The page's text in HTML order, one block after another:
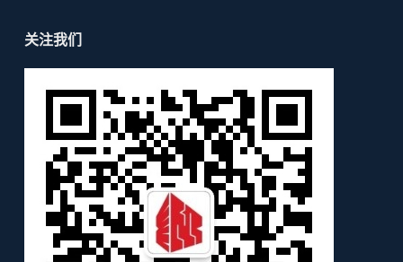
关注我们